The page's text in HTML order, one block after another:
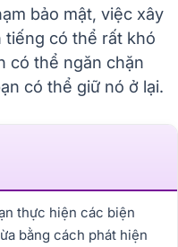
bảo mật, việc xây
tiếng có thể rất khó
có thể ngăn chặn
có thể giữ nó ở lại.
thực hiện các biện
bằng cách phát hiện